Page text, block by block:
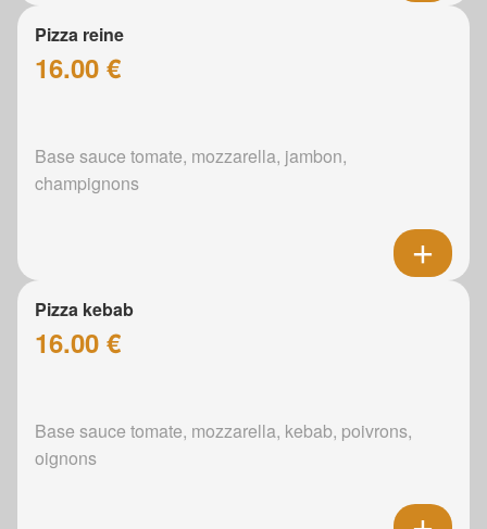
Pizza reine
16.00 €
Base sauce tomate, mozzarella, jambon,
champignons
Pizza kebab
16.00 €
Base sauce tomate, mozzarella, kebab, poivrons,
oignons